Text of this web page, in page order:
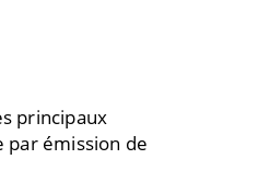
principaux
par émission de